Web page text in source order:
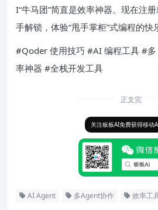
对于经常处理全栈项目、复杂需求
I“牛马团”简直是效率神器。现在注册
#Qoder 使用技巧 #AI 编程工具 #多
正文完
关注板板AI免费获得移动